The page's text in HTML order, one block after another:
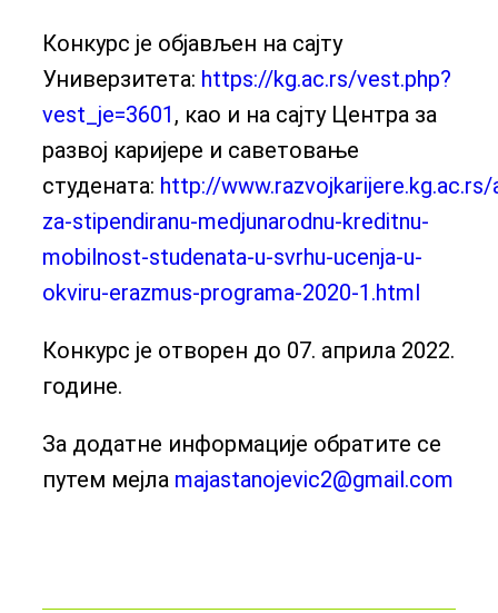
Конкурс је објављен на сајту
Универзитета: https://kg.ac.rs/vest.php?
vest_je=3601 , као и на сајту Центра за
развој каријере и саветовање
студената: http://
za-stipendiranu-medjunarodnu-kreditnu-
mobilnost-studenata-u-svrhu-ucenja-u-
okviru-erazmus-programa-2020-1.html
Конкурс је отворен до 07. априла 2022.
године.
За додатне информације обратите се
путем мејла majastanojevic2@gmail.com